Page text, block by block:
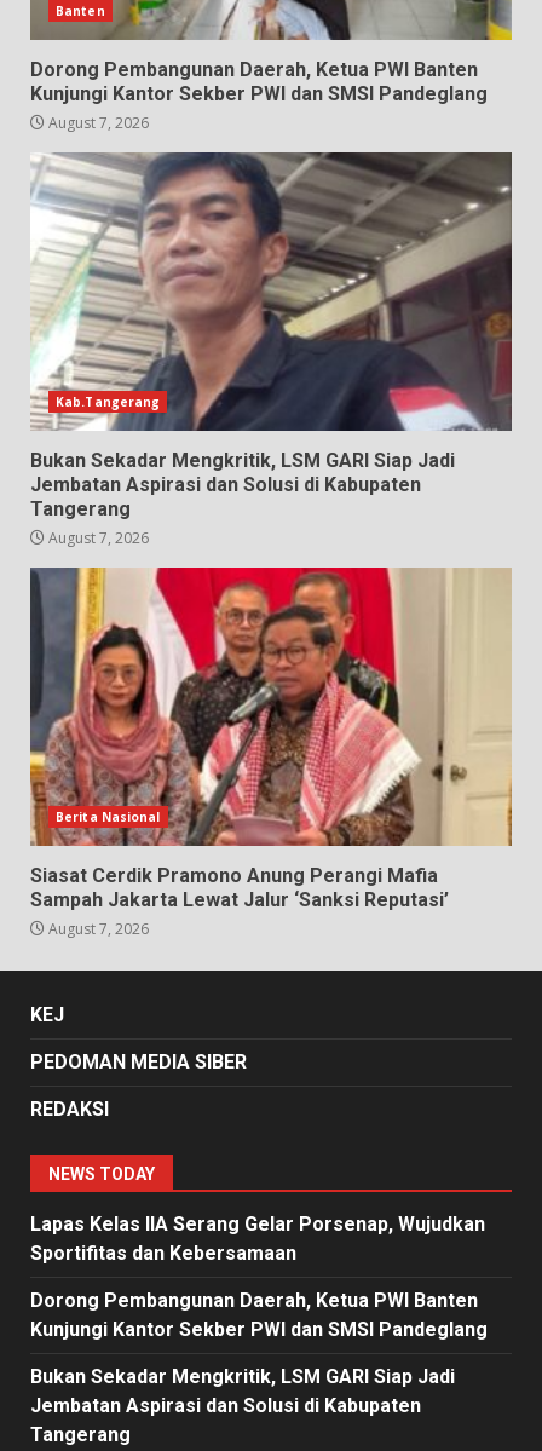
Banten
Dorong Pembangunan Daerah, Ketua PWI Banten
Kunjungi Kantor Sekber PWI dan SMSI Pandeglang
August 7, 2026
Kab.Tangerang
Bukan Sekadar Mengkritik, LSM GARI Siap Jadi
Jembatan Aspirasi dan Solusi di Kabupaten
Tangerang
August 7, 2026
Berita Nasional
Siasat Cerdik Pramono Anung Perangi Mafia
Sampah Jakarta Lewat Jalur ‘Sanksi Reputasi’
August 7, 2026
KEJ
PEDOMAN MEDIA SIBER
REDAKSI
NEWS TODAY
Lapas Kelas IIA Serang Gelar Porsenap, Wujudkan
Sportifitas dan Kebersamaan
Dorong Pembangunan Daerah, Ketua PWI Banten
Kunjungi Kantor Sekber PWI dan SMSI Pandeglang
Bukan Sekadar Mengkritik, LSM GARI Siap Jadi
Jembatan Aspirasi dan Solusi di Kabupaten
Tangerang